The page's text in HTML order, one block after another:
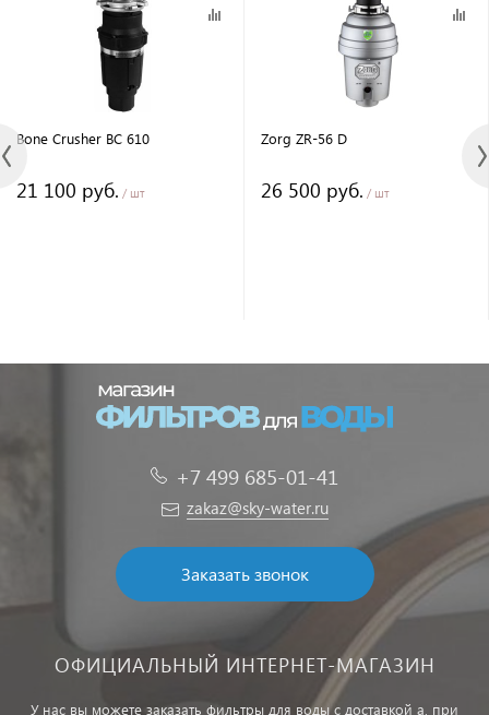
Bone Crusher BC 610
21 100 руб. / шт
Zorg ZR-56 D
26 500 руб. / шт
+7 499 685-01-41
zakaz@sky-water.ru
Заказать звонок
ОФИЦИАЛЬНЫЙ ИНТЕРНЕТ-МАГАЗИН
У нас вы можете заказать фильтры для воды с доставкой а, при